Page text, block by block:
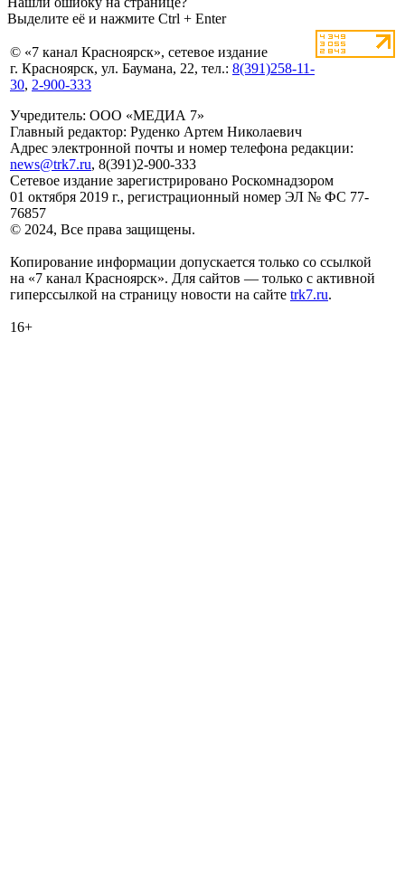
Выделите её и нажмите Ctrl + Enter
© «7 канал Красноярск», сетевое издание
г. Красноярск, ул. Баумана, 22, тел.: 8(391)258-11-
30, 2-900-333
Учредитель: ООО «МЕДИА 7»
Главный редактор: Руденко Артем Николаевич
Адрес электронной почты и номер телефона редакции:
news@trk7.ru, 8(391)2-900-333
Сетевое издание зарегистрировано Роскомнадзором
01 октября 2019 г., регистрационный номер ЭЛ № ФС 77-
76857
© 2024, Все права защищены.
Копирование информации допускается только со ссылкой
на «7 канал Красноярск». Для сайтов — только с активной
гиперссылкой на страницу новости на сайте trk7.ru.
16+